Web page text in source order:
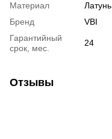
Материал
Латунь
Бренд
VBI
Гарантийный
срок, мес.
24
Отзывы